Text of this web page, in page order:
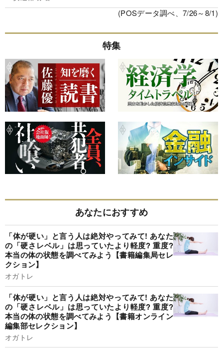
(POSデータ調べ、7/26～8/1)
特集
あなたにおすすめ
「体が硬い」と言う人は絶対やってみて! あなた
の「硬さレベル」は思っていたより軽度? 重度?
本当の体の状態を調べてみよう【書籍編集局セレ
クション】
オガトレ
「体が硬い」と言う人は絶対やってみて! あなた
の「硬さレベル」は思っていたより軽度? 重度?
本当の体の状態を調べてみよう【書籍オンライン
編集部セレクション】
オガトレ